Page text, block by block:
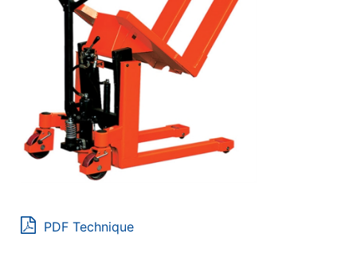
PDF Technique